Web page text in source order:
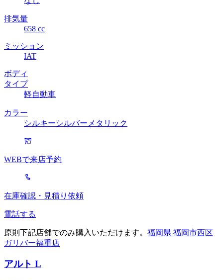
排気量
658 cc
ミッション
IAT
ボディ
タイプ
軽自動車
カラー
シルキーシルバーメタリック
WEBで来店予約
在庫確認・見積り依頼
電話する
原則下記店舗でのみ購入いただけます。 福岡県 福岡市西区
ガリバー福重店
アルト L